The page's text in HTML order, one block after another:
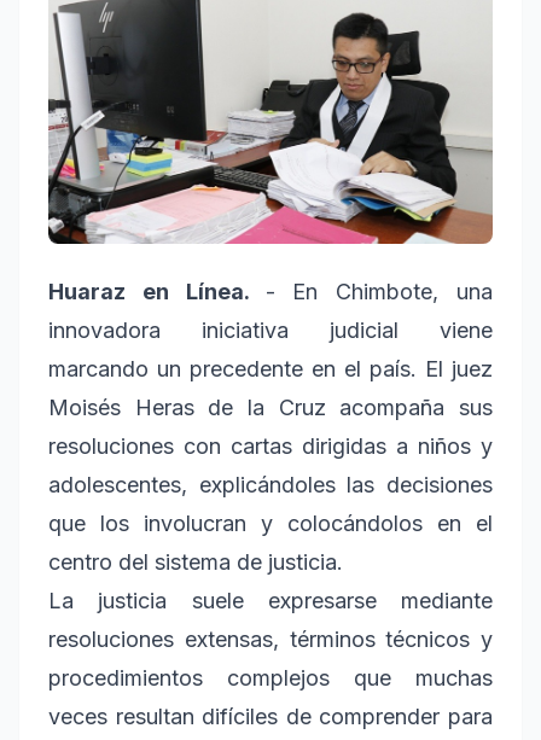
Huaraz en Línea. - En Chimbote, una
innovadora iniciativa judicial viene
marcando un precedente en el país. El juez
Moisés Heras de la Cruz acompaña sus
resoluciones con cartas dirigidas a niños y
adolescentes, explicándoles las decisiones
que los involucran y colocándolos en el
centro del sistema de justicia.
La justicia suele expresarse mediante
resoluciones extensas, términos técnicos y
procedimientos complejos que muchas
veces resultan difíciles de comprender para